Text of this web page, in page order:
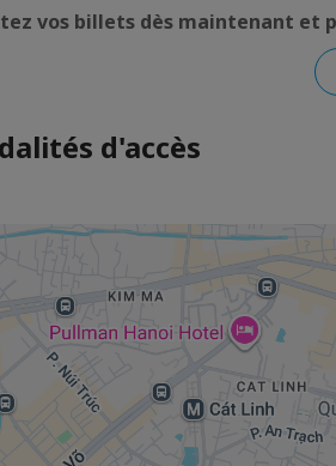
vos billets dès maintenant et
d'accès